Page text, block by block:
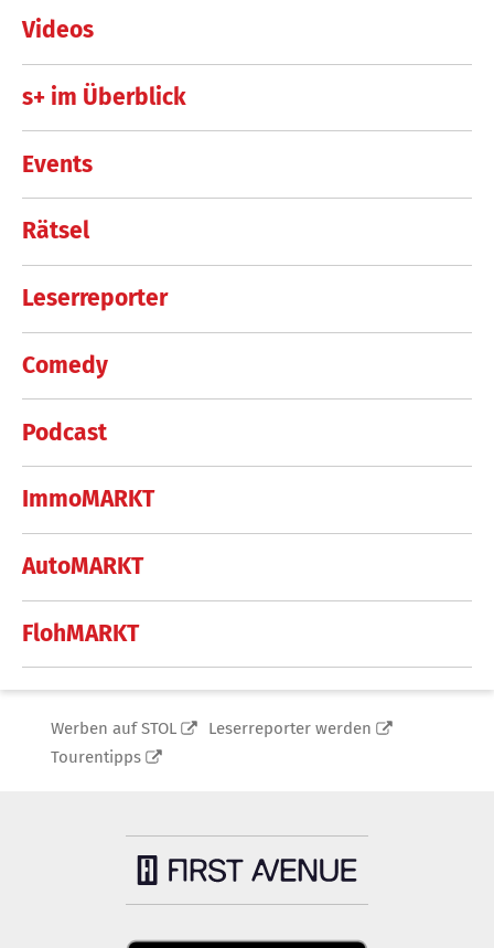
Videos
s+ im Überblick
Events
Rätsel
Leserreporter
Comedy
Podcast
ImmoMARKT
AutoMARKT
FlohMARKT
Werben auf STOL
Leserreporter werden
Tourentipps